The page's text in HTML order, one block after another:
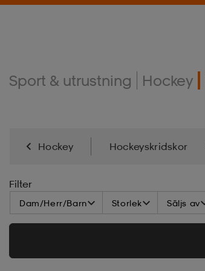
Sport & utrustning Hockey
Hockey Hockeyskridskor
Filter
Dam/Herr/Barn Storlek Säljs av